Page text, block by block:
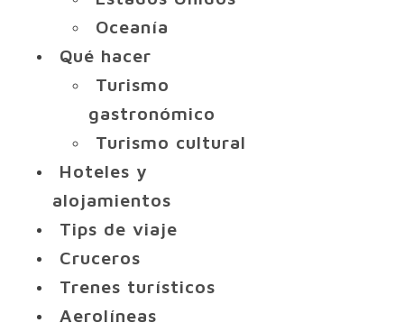
Oceanía
Qué hacer
Turismo
gastronómico
Turismo cultural
Hoteles y
alojamientos
Tips de viaje
Cruceros
Trenes turísticos
Aerolíneas